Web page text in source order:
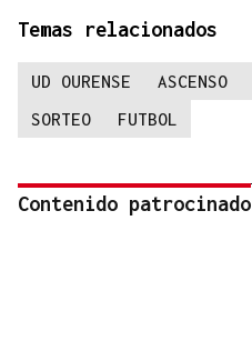
Temas relacionados
UD OURENSE ASCENSO
SORTEO
FUTBOL
Contenido patrocinado